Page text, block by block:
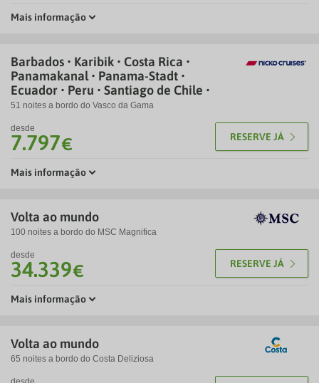
Mais informação
Barbados • Karibik • Costa Rica •
Panamakanal • Panama-Stadt •
Ecuador • Peru • Santiago de Chile •
51 noites a bordo do Vasco da Gama
desde
7.797€ RESERVE JÁ
Mais informação
Volta ao mundo
100 noites a bordo do MSC Magnifica
desde
34.339€ RESERVE JÁ
Mais informação
Volta ao mundo
65 noites a bordo do Costa Deliziosa